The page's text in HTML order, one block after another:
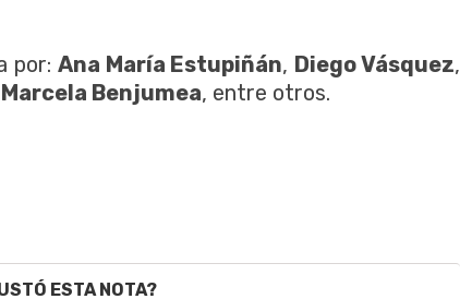
por: Ana María Estupiñán, Diego Vásquez,
Marcela Benjumea, entre otros.
ESTA NOTA?